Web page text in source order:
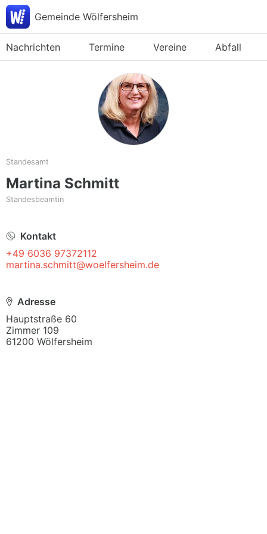
Gemeinde Wölfersheim
Nachrichten Termine Vereine Abfall
Standesamt
Martina Schmitt
Standesbeamtin
Kontakt
+49 6036 97372112
martina.schmitt@woelfersheim.de
Adresse
Hauptstraße 60
Zimmer 109
61200 Wölfersheim